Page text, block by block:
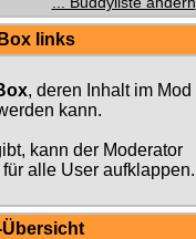
links
, deren Inhalt im Mod
kann.
kann der Moderator
alle User aufklappen.
Übersicht